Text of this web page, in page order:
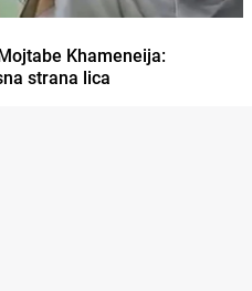
Khameneija:
strana lica